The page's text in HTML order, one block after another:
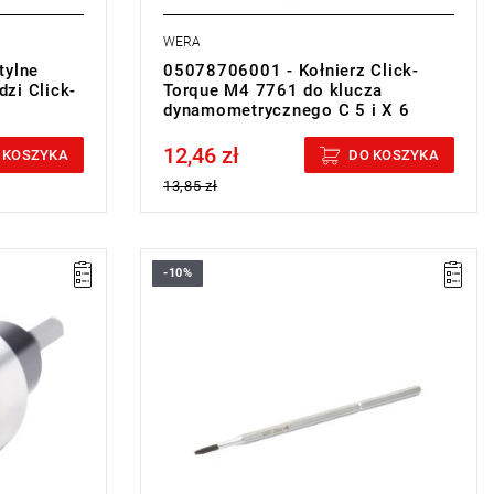
Click-
KOSZYKA
WERA
05078706001 - Kołnierz Click-
Torque M4 7761 do klucza
dynamometrycznego C 5 i X 6
Price tax included
12,46 zł
13,85 zł
DO KOSZYKA
• Rozmiar: IP6
-10%